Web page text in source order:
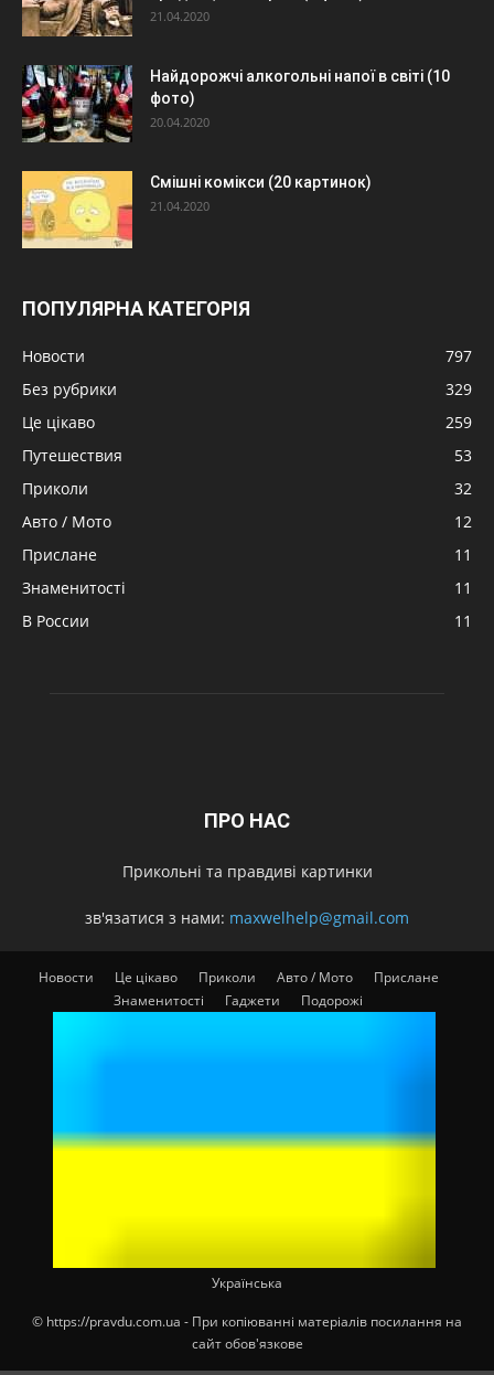
21.04.2020
Найдорожчі алкогольні напої в світі (10
фото)
20.04.2020
Смішні комікси (20 картинок)
21.04.2020
ПОПУЛЯРНА КАТЕГОРІЯ
Новости
797
Без рубрики
329
Це цікаво
259
Путешествия
53
Приколи
32
Авто / Мото
12
Прислане
11
Знаменитості
11
В России
11
ПРО НАС
Прикольні та правдиві картинки
зв'язатися з нами: maxwelhelp@gmail.com
Новости Це цікаво Приколи Авто / Мото
Прислане
Знаменитості
Гаджети Подорожі
Українська
© https://pravdu.com.ua - При копіюванні матеріалів посилання на
сайт обов'язкове